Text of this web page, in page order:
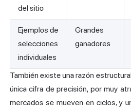
del sitio
Ejemplos de
selecciones
individuales
Grandes
ganadores
También existe una razón
única cifra de precisión, por muy
mercados se mueven en ciclos, y